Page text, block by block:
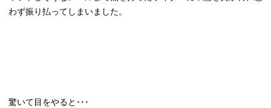
わず振り払ってしまいました。
驚いて目をやると･･･